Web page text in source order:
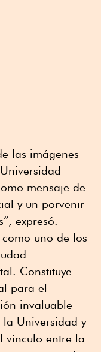
las imágenes
mensaje de
y un porvenir
expresó.
uno de los
Constituye
para el
invaluable
Universidad y
vínculo entre la